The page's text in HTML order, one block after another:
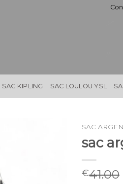
SAC KIPLING SAC LOULOU YSL
SAC
sac
€41.00